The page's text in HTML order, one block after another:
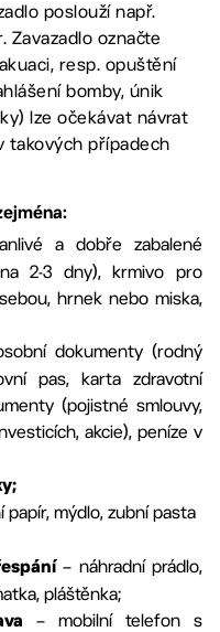
poslouží např.
označte
resp. opuštění
bomby, únik
lze očekávat návrat
takových případech
a dobře zabalené
2-3 dny), krmivo pro
hrnek nebo miska,
dokumenty (rodný
pas, karta zdravotní
(pojistné smlouvy,
akcie), peníze v
papír, mýdlo, zubní pasta
– náhradní prádlo,
pláštěnka;
– mobilní telefon s